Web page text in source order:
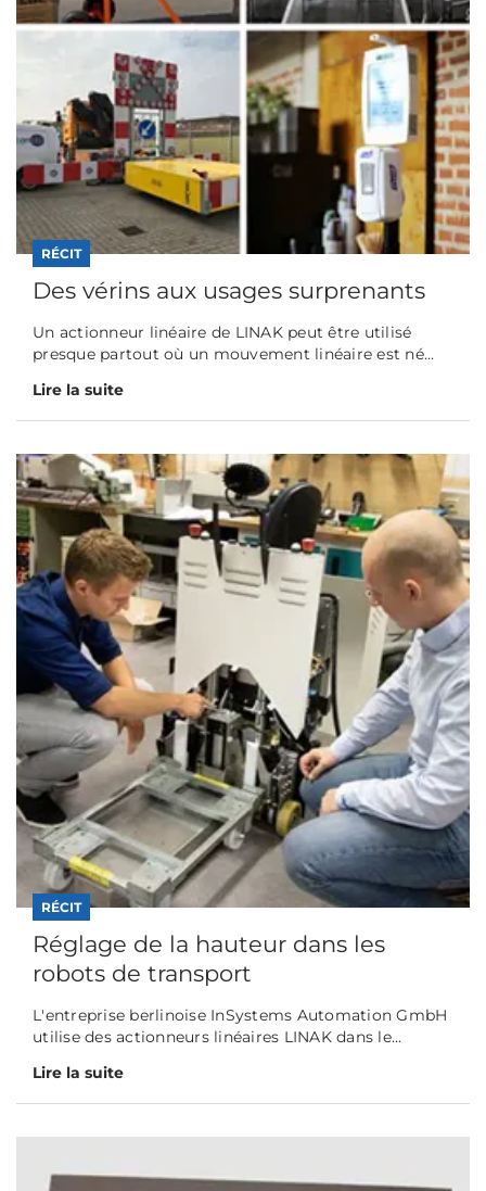
RÉCIT
Des vérins aux usages surprenants
Un actionneur linéaire de LINAK peut être utilisé
presque partout où un mouvement linéaire est né...
Lire la suite
RÉCIT
Réglage de la hauteur dans les
robots de transport
L'entreprise berlinoise InSystems Automation GmbH
utilise des actionneurs linéaires LINAK dans le...
Lire la suite